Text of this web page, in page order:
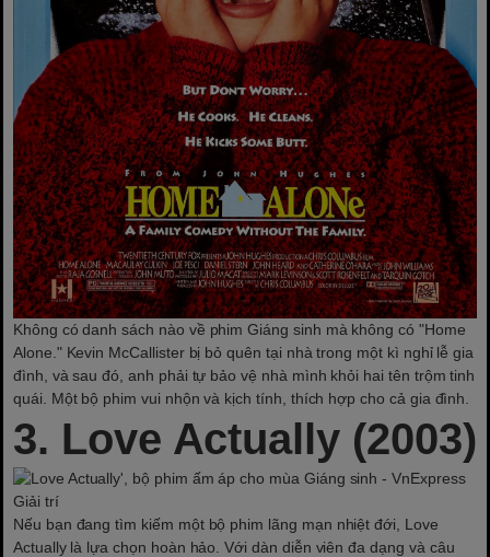
Không có danh sách nào về phim Giáng sinh mà không có "Home
Alone." Kevin McCallister bị bỏ quên tại nhà trong một kì nghỉ lễ gia
đình, và sau đó, anh phải tự bảo vệ nhà mình khỏi hai tên trộm tinh
quái. Một bộ phim vui nhộn và kịch tính, thích hợp cho cả gia đình.
3. Love Actually (2003)
Nếu bạn đang tìm kiếm một bộ phim lãng mạn nhiệt đới, Love
Actually là lựa chọn hoàn hảo. Với dàn diễn viên đa dạng và câu